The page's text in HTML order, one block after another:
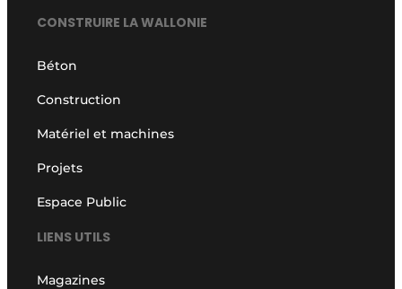
CONSTRUIRE LA WALLONIE
Béton
Construction
Matériel et machines
Projets
Espace Public
LIENS UTILS
Magazines